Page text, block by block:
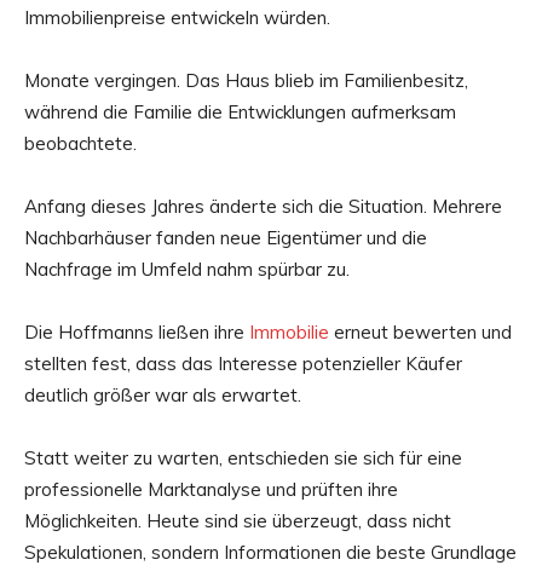
Immobilienpreise entwickeln würden.
Monate vergingen. Das Haus blieb im Familienbesitz,
während die Familie die Entwicklungen aufmerksam
beobachtete.
Anfang dieses Jahres änderte sich die Situation. Mehrere
Nachbarhäuser fanden neue Eigentümer und die
Nachfrage im Umfeld nahm spürbar zu.
Die Hoffmanns ließen ihre Immobilie erneut bewerten und
stellten fest, dass das Interesse potenzieller Käufer
deutlich größer war als erwartet.
Statt weiter zu warten, entschieden sie sich für eine
professionelle Marktanalyse und prüften ihre
Möglichkeiten. Heute sind sie überzeugt, dass nicht
Spekulationen, sondern Informationen die beste Grundlage